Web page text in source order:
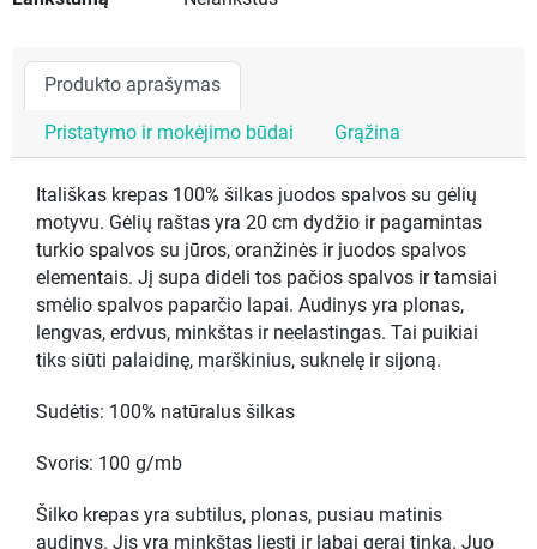
Produkto aprašymas
Pristatymo ir mokėjimo būdai Grąžina
Itališkas krepas 100% šilkas juodos spalvos su gėlių
motyvu. Gėlių raštas yra 20 cm dydžio ir pagamintas
turkio spalvos su jūros, oranžinės ir juodos spalvos
elementais. Jį supa dideli tos pačios spalvos ir tamsiai
smėlio spalvos paparčio lapai. Audinys yra plonas,
lengvas, erdvus, minkštas ir neelastingas. Tai puikiai
tiks siūti palaidinę, marškinius, suknelę ir sijoną.
Sudėtis: 100% natūralus šilkas
Svoris: 100 g/mb
Šilko krepas yra subtilus, plonas, pusiau matinis
audinys. Jis yra minkštas liesti ir labai gerai tinka. Juo